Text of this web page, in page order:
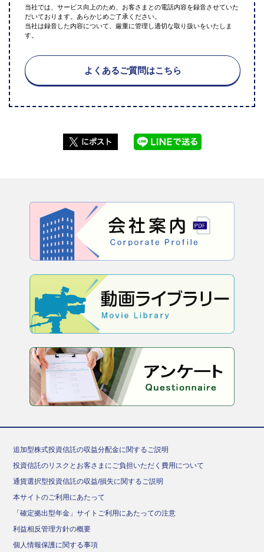
当社では、サービス向上のため、お客さまとの電話内容を録音させていた
だいております。あらかじめご了承ください。
当社は録音した内容について、厳重に管理し適切な取り扱いをいたしま
す。
よくあるご質問はこちら
追加型株式投資信託の収益分配金に関するご説明
投資信託のリスクとお客さまにご負担いただく費用について
通貨選択型投資信託の収益/損失に関するご説明
本サイトのご利用にあたって
「確定拠出型年金」サイトご利用にあたっての注意
利益相反管理方針の概要
個人情報保護に関する事項